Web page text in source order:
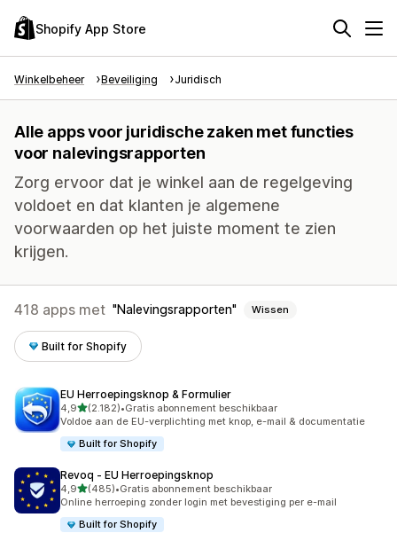
Shopify App Store
Winkelbeheer Beveiliging Juridisch
Alle apps voor juridische zaken met functies
voor nalevingsrapporten
Zorg ervoor dat je winkel aan de regelgeving
voldoet en dat klanten je algemene
voorwaarden op het juiste moment te zien
krijgen.
418 apps met Nalevingsrapporten Wissen
Built for Shopify
EU Herroepingsknop & Formulier
4,9van 5 sterren
(2.182)
2182 recensies in totaal
•Gratis abonnement beschikbaar
Voldoe aan de EU-verplichting met knop, e-mail & documentatie
Built for Shopify
Revoq ‑ EU Herroepingsknop
4,9van 5 sterren
(485)
485 recensies in totaal
•Gratis abonnement beschikbaar
Online herroeping zonder login met bevestiging per e-mail
Built for Shopify